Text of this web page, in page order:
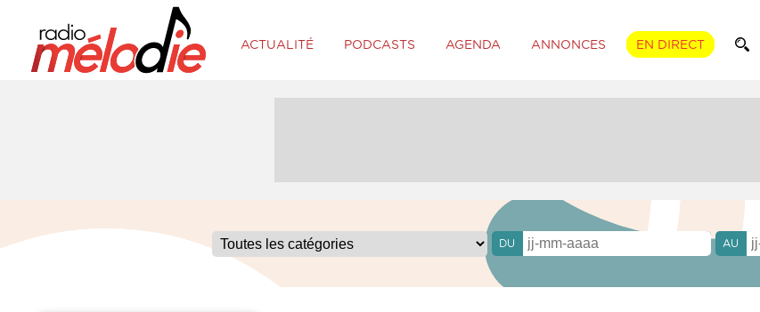
ACTUALITÉ PODCASTS AGENDA ANNONCES EN DIRECT
DU AU